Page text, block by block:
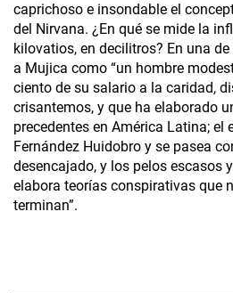
caprichoso e insondable el
del Nirvana. ¿En qué se mide la
kilovatios, en decilitros? En una
a Mujica como “un hombre
ciento de su salario a la caridad,
crisantemos, y que ha elaborado
precedentes en América Latina; el
Fernández Huidobro y se pasea
desencajado, y los pelos escasos
elabora teorías conspirativas que
terminan”.